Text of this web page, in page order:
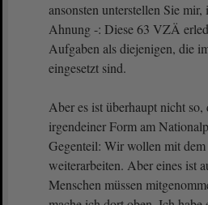
ansonsten unterstellen Sie mir,
Ahnung -: Diese 63 VZÄ
Aufgaben als diejenigen, die
eingesetzt sind.
Aber es ist überhaupt nicht so,
irgendeiner Form am
Gegenteil: Wir wollen mit
weiterarbeiten. Aber eines ist
Menschen müssen